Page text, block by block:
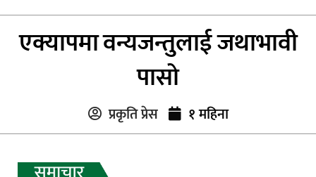
एक्यापमा वन्यजन्तुलाई जथाभावी
पासो
प्रकृति प्रेस १ महिना